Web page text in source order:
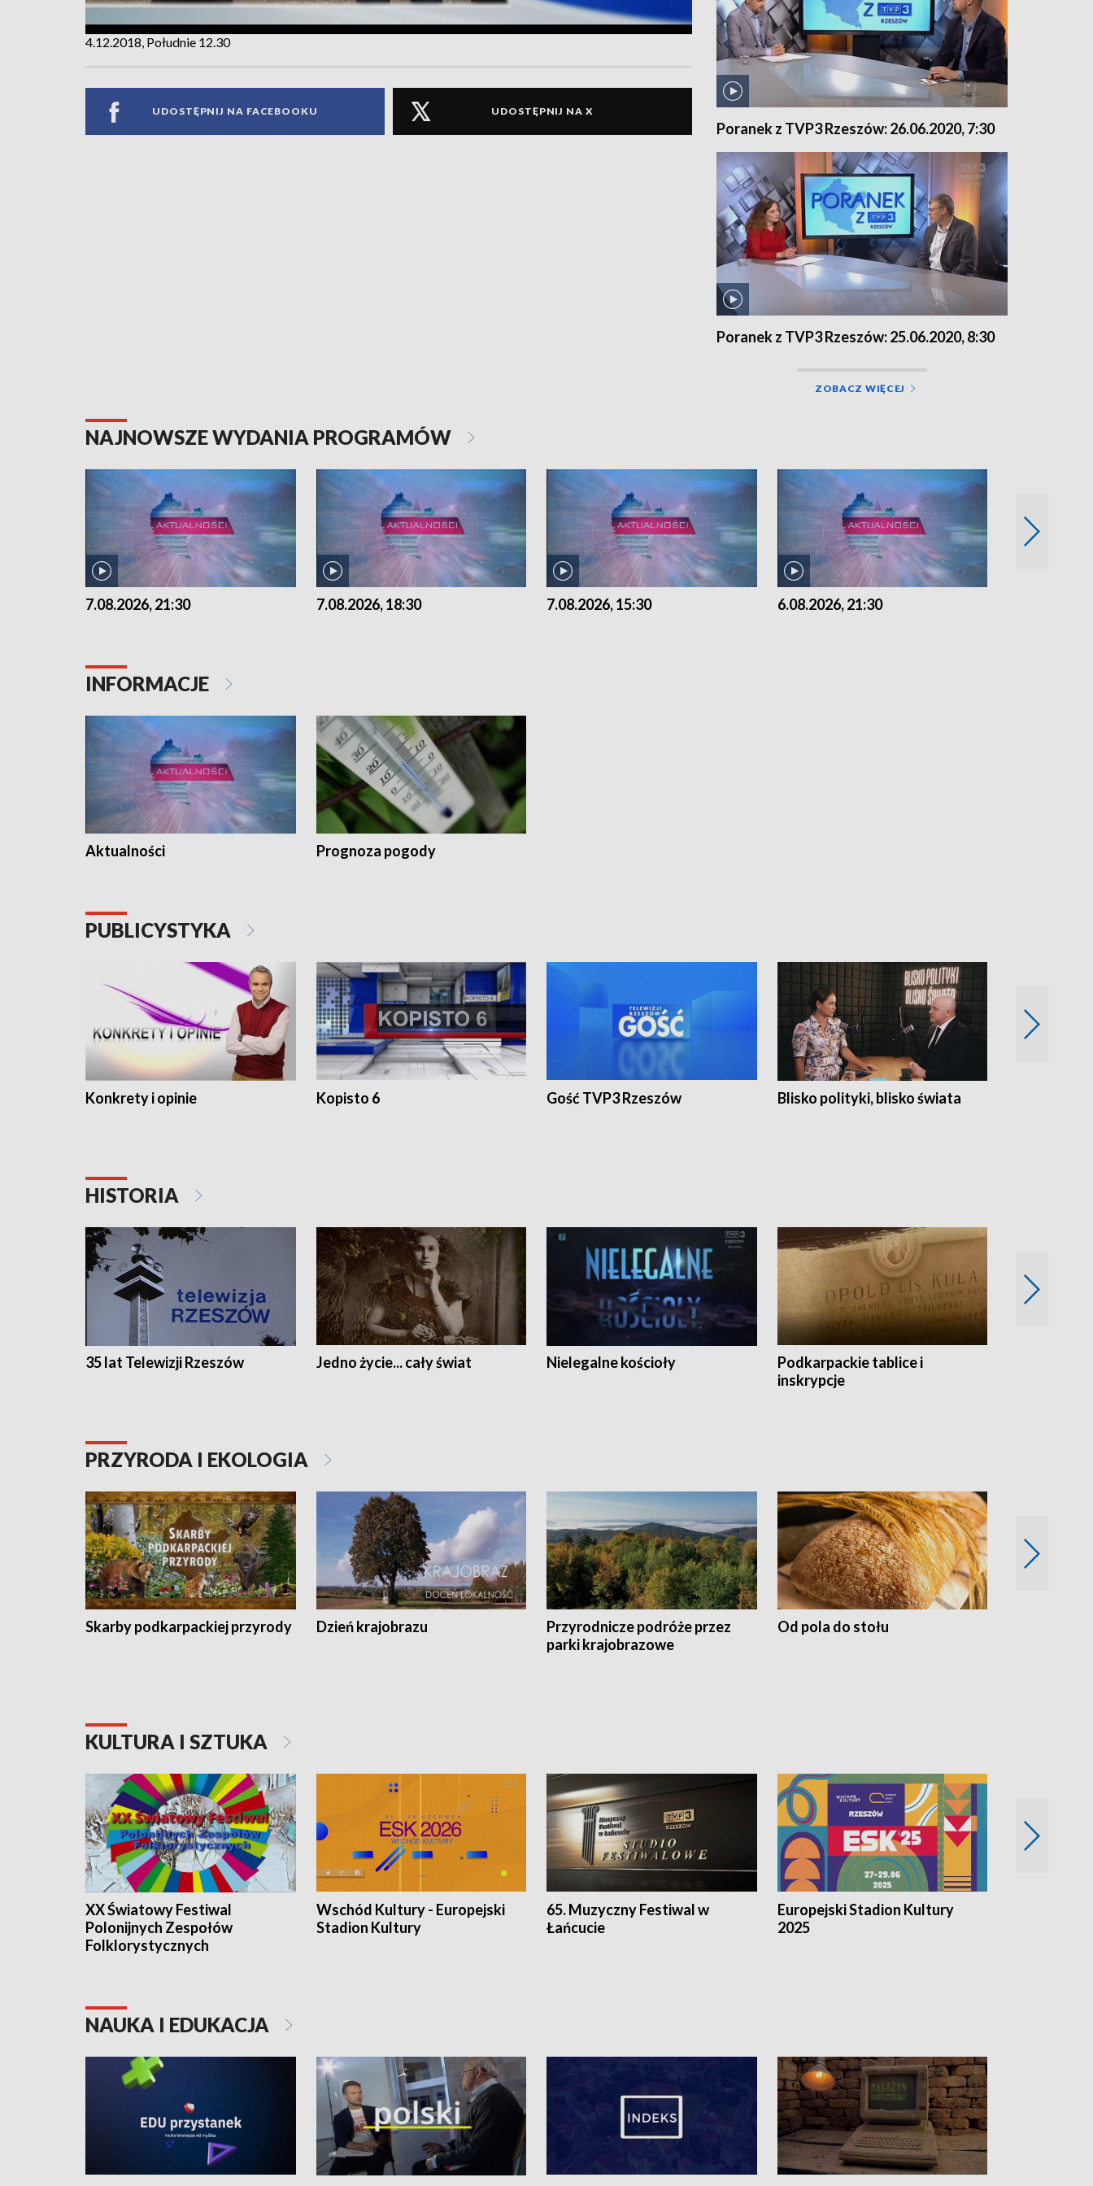
4.12.2018, Południe 12.30
UDOSTĘPNIJ NA FACEBOOKU UDOSTĘPNIJ NA X
Poranek z TVP3 Rzeszów: 26.06.2020, 7:30
Poranek z TVP3 Rzeszów: 25.06.2020, 8:30
ZOBACZ WIĘCEJ
NAJNOWSZE WYDANIA PROGRAMÓW
7.08.2026, 21:30 7.08.2026, 18:30 7.08.2026, 15:30 6.08.2026, 21:30
INFORMACJE
Aktualności Prognoza pogody
PUBLICYSTYKA
Konkrety i opinie Kopisto 6 Gość TVP3 Rzeszów Blisko polityki, blisko świata
HISTORIA
35 lat Telewizji Rzeszów Jedno życie... cały świat Nielegalne kościoły
Podkarpackie tablice i
inskrypcje
PRZYRODA I EKOLOGIA
Skarby podkarpackiej przyrody Dzień krajobrazu
Przyrodnicze podróże przez
parki krajobrazowe
Od pola do stołu
KULTURA I SZTUKA
XX Światowy Festiwal
Polonijnych Zespołów
Folklorystycznych
Wschód Kultury - Europejski
Stadion Kultury
65. Muzyczny Festiwal w
Łańcucie
Europejski Stadion Kultury
2025
NAUKA I EDUKACJA